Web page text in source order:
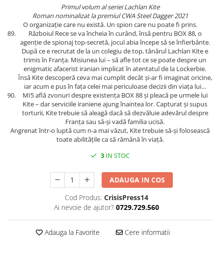
Sociologie
Spiritualitate/Ezoterism
Sport
Stiinte/Educatie
Primul volum al seriei Lachlan Kite
Roman nominalizat la premiul CWA Steel Dagger 2021
O organizație care nu există. Un spion care nu poate fi prins.
Războiul Rece se va încheia în curând, însă pentru BOX 88, o
agenție de spionaj top-secretă, jocul abia începe să se înfierbânte.
După ce e recrutat de la un colegiu de top, tânărul Lachlan Kite e
trimis în Franța. Misiunea lui – să afle tot ce se poate despre un
enigmatic afacerist iranian implicat în atentatul de la Lockerbie.
Însă Kite descoperă ceva mai cumplit decât și-ar fi imaginat oricine,
iar acum e pus în fața celei mai periculoase decizii din viața lui…
MI5 află zvonuri despre existența BOX 88 și pleacă pe urmele lui
Kite – dar serviciile iraniene ajung înaintea lor. Capturat și supus
torturii, Kite trebuie să aleagă dacă să dezvăluie adevărul despre
Franța sau să-și vadă familia ucisă.
Angrenat într-o luptă cum n-a mai văzut, Kite trebuie să-și folosească
toate abilitățile ca să rămână în viață.
3 IN STOC
ADAUGA IN COS
Cod Produs: CrisisPress14
Ai nevoie de ajutor? 0729.729.560
Adauga la Favorite Cere informatii